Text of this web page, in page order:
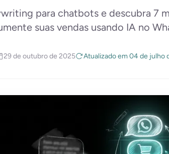
para chatbots e descubra 7
suas vendas usando IA no
29 de outubro de 2025 Atualizado em 04 de julho